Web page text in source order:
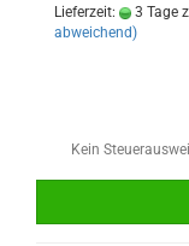
Lieferzeit: 3 Tage
abweichend)
Kein